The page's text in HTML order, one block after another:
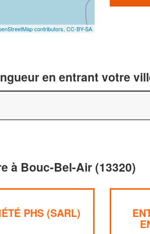
contributors, CC-BY-SA
en entrant votre
à Bouc-Bel-Air (13320)
PHS (SARL)